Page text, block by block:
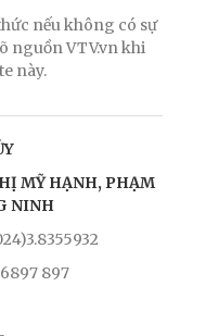
nếu không có sự
nguồn VTV.vn khi
này.
MỸ HẠNH, PHẠM
NINH
897